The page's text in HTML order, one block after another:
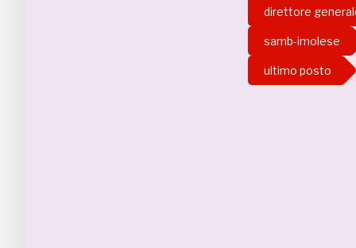
direttore
samb-imolese
ultimo posto